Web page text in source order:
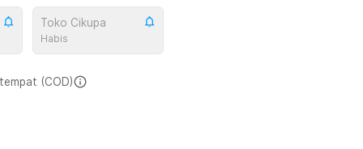
Toko Cikupa
Habis
(COD)